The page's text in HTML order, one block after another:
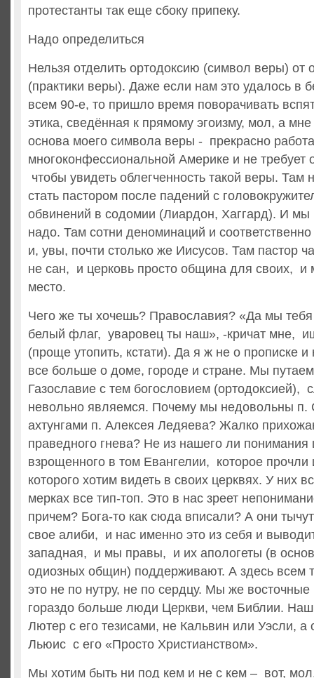
протестанты так еще сбоку припеку.
Надо определиться
Нельзя отделить ортодоксию (символ веры) от
(практики веры). Даже если нам это удалось в
всем 90-е, то пришло время поворачивать
этика, сведённая к прямому эгоизму, мол, а
основа моего символа веры - прекрасно
многоконфессиональной Америке и не требует
чтобы увидеть облегченность такой веры. Там
стать пастором после падений с
обвинений в содомии (Лиардон, Хаггард). И мы
надо. Там сотни деноминаций и
и, увы, почти столько же Иисусов. Там пастор
не сан, и церковь просто община для своих, и
место.
Чего же ты хочешь? Православия? «Да мы
белый флаг, уваровец ты наш», -кричат мне,
(проще утопить, кстати). Да я ж не о прописке
все больше о доме, городе и стране. Мы
Газославие с тем богословием (ортодоксией),
невольно являемся. Почему мы недовольны
ахтунгами п. Алексея Ледяева? Жалко
праведного гнева? Не из нашего ли понимания
взрощенного в том Евангелии, которое прочли
которого хотим видеть в своих церквях. У них
мерках все тип-топ. Это в нас зреет
причем? Бога-то как сюда вписали? А они
свое алиби, и нас именно это из себя и
западная, и мы правы, и их апологеты (в
одиозных общин) поддерживают. А здесь всем
это не по нутру, не по сердцу. Мы же
гораздо больше люди Церкви, чем Библии.
Лютер с его тезисами, не Кальвин или Уэсли, а
Льюис с его «Просто Христианством».
Мы хотим быть ни под кем и не с кем – вот,